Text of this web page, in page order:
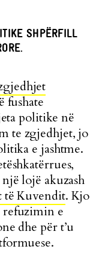
SHPËRFILL
fushate
politike në
te zgjedhjet, jo
e jashtme.
lojë akuzash
të Kuvendit. Kjo
refuzimin e
dhe për t’u